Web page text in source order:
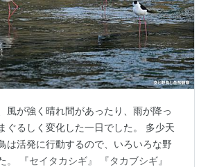
風が強く晴れ間があったり、雨が降っ
ぐるしく変化した一日でした。 多少天
は活発に行動するので、いろいろな野
。 『セイタカシギ』 『タカブシギ』